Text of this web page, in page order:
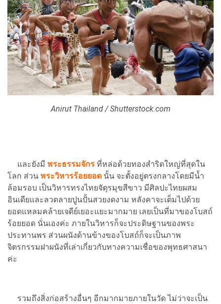
Anirut Thailand / Shutterstock.com
และยังมี พระธรรมจักร ที่หล่อด้วยทองสำริดใหญ่ที่สุดใน
โลก ส่วน พระวิหารร้อยยอด นั้น จะตั้งอยู่ตรงกลางโดยมีน้ำ
ล้อมรอบ เป็นวิหารทรงไทยจัตุรมุขสีขาว มีศิลปะไทยผสม
อินเดียและลวดลายปูนปั้นสวยงดงาม หลังคาจะเต็มไปด้วย
ยอดแหลมคล้ายเจดีย์เยอะแยะมากมาย เลยเป็นที่มาของโบสถ์
ร้อยยอด นั่นเองค่ะ ภายในวิหารก็จะประดิษฐานของพระ
ประทานพร ส่วนผนังด้านข้างของโบสถ์ก็จะเป็นภาพ
จิตรกรรมฝาผนังที่เล่าเกี่ยวกับทางความเชื่อของพุทธศาสนา
ค่ะ
รวมถึงสิ่งก่อสร้างอื่นๆ อีกมากมายภายในวัด ไม่ว่าจะเป็น